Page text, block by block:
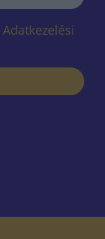
Adatkezelési